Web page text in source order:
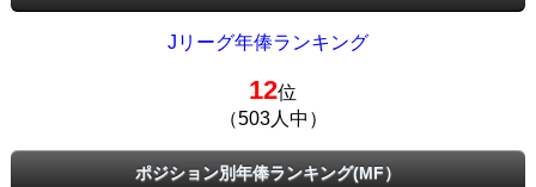
Jリーグ年俸ランキング
12位
（503人中）
ポジション別年俸ランキング(MF）